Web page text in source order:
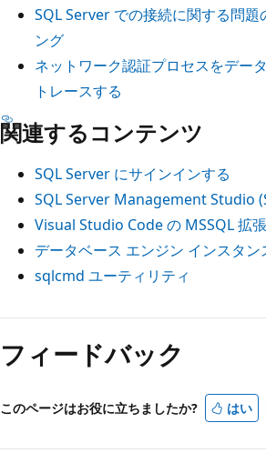
SQL Server での接続に関する問題
ング
ネットワーク認証プロセスをデー
トレースする
関連するコンテンツ
SQL Server にサインインする
SQL Server Management Studio
Visual Studio Code の MSSQL 拡
データベース エンジン インスタ
sqlcmd ユーティリティ
フィードバック
このページはお役に立ちましたか? はい